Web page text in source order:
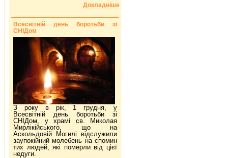
Докладніше
Всесвітній день боротьби зі
СНІДом
З року в рік, 1 грудня, у
Всесвітній день боротьби зі
СНІДом, у храмі св. Миколая
Мирлікійського, що на
Аскольдовій Могилі відслужили
заупокійний молебень на спомин
тих людей, які померли від цієї
недуги.